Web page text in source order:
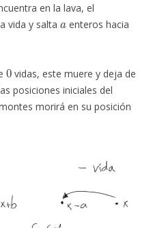
en la lava, el
vida y salta
a
enteros hacia
0
vidas, este muere y deja de
posiciones iniciales del
morirá en su posición